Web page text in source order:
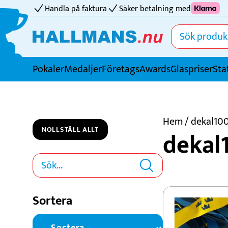
Handla på faktura Säker betalning med
PokalerMedaljerFöretagsAwardsGlaspriser
Badminton
Basket
Biljard
Bordtennis
Bowling
Cricket
NOLLSTÄLL ALLT
Sortera
Hem/